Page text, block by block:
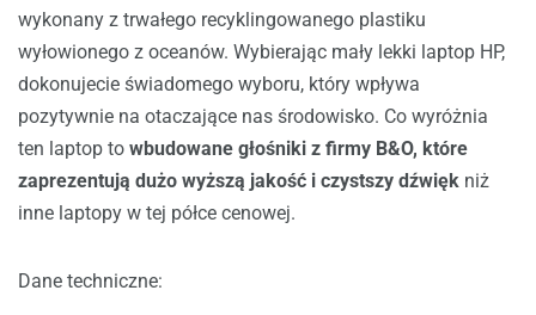
wykonany z trwałego recyklingowanego plastiku
wyłowionego z oceanów. Wybierając mały lekki laptop HP,
dokonujecie świadomego wyboru, który wpływa
pozytywnie na otaczające nas środowisko. Co wyróżnia
ten laptop to wbudowane głośniki z firmy B&O, które
zaprezentują dużo wyższą jakość i czystszy dźwięk niż
inne laptopy w tej półce cenowej.
Dane techniczne: